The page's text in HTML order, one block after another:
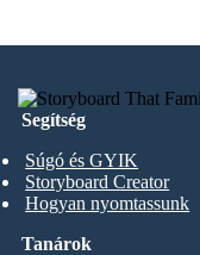
Segítség
Súgó és GYIK
Storyboard Creator
Hogyan nyomtassunk
Tanárok